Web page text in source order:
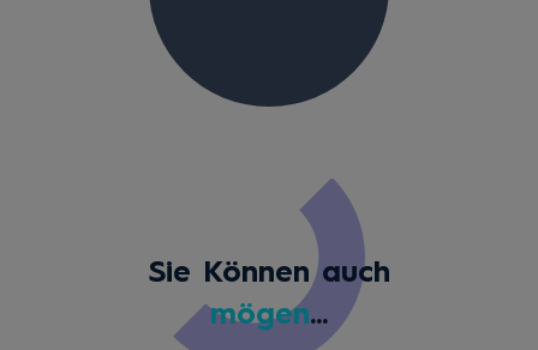
Sie Können auch
mögen...